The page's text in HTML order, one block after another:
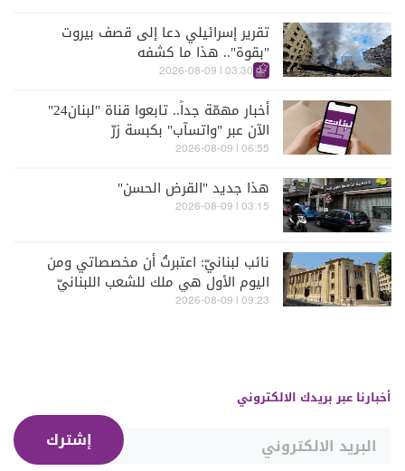
تقرير إسرائيلي دعا إلى قصف بيروت
"بقوة".. هذا ما كشفه
03:30 | 2026-08-09
أخبار مهمّة جداً.. تابعوا قناة "لبنان24"
الآن عبر "واتسآب" بكبسة زرّ
06:55 | 2026-08-09
هذا جديد "القرض الحسن"
03:15 | 2026-08-09
نائب لبنانيّ: اعتبرتُ أن مخصصاتي ومن
اليوم الأول هي ملك للشعب اللبنانيّ
09:23 | 2026-08-09
أخبارنا عبر بريدك الالكتروني
إشترك